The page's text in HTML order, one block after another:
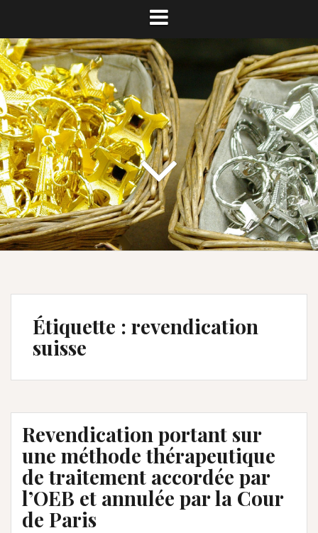
Étiquette : revendication
suisse
Revendication portant sur
une méthode thérapeutique
de traitement accordée par
l’OEB et annulée par la Cour
de Paris